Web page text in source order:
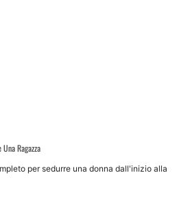
Ragazza
per sedurre una donna dall'inizio alla